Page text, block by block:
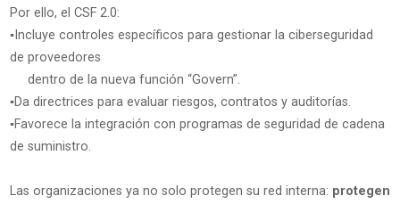
Por ello, el CSF 2.0:
▪️Incluye controles específicos para gestionar la ciberseguridad
de proveedores
dentro de la nueva función “Govern”.
▪️Da directrices para evaluar riesgos, contratos y auditorías.
▪️Favorece la integración con programas de seguridad de cadena
de suministro.
Las organizaciones ya no solo protegen su red interna: protegen